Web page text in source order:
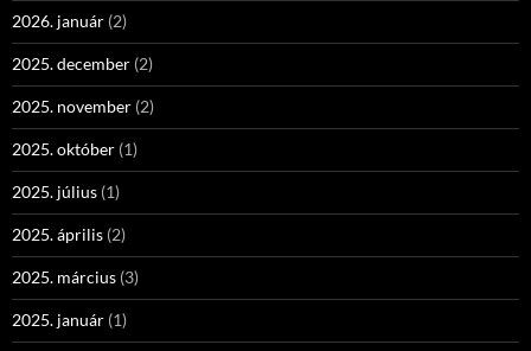
2026. január (2)
2025. december (2)
2025. november (2)
2025. október (1)
2025. július (1)
2025. április (2)
2025. március (3)
2025. január (1)